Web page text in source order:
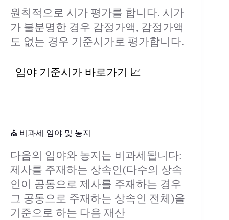
원칙적으로 시가 평가를 합니다. 시가
가 불분명한 경우 감정가액, 감정가액
도 없는 경우 기준시가로 평가합니다.
임야 기준시가 바로가기 📈
⛪ 비과세 임야 및 농지
다음의 임야와 농지는 비과세됩니다:
제사를 주재하는 상속인(다수의 상속
인이 공동으로 제사를 주재하는 경우
그 공동으로 주재하는 상속인 전체)을
기준으로 하는 다음 재산